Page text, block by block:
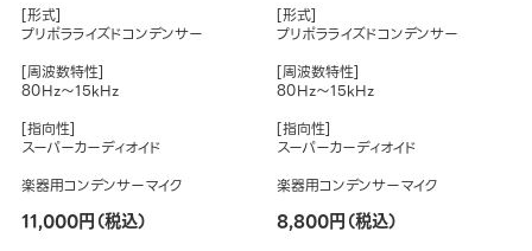
[形式]
プリポラライズドコンデンサー
[周波数特性]
80Hz～15kHz
[指向性]
スーパーカーディオイド
楽器用コンデンサーマイク
11,000円（税込）
[形式]
プリポラライズドコンデンサー
[周波数特性]
80Hz～15kHz
[指向性]
スーパーカーディオイド
楽器用コンデンサーマイク
8,800円（税込）